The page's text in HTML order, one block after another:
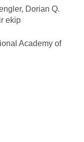
Dorian Q.
ekip
Academy of